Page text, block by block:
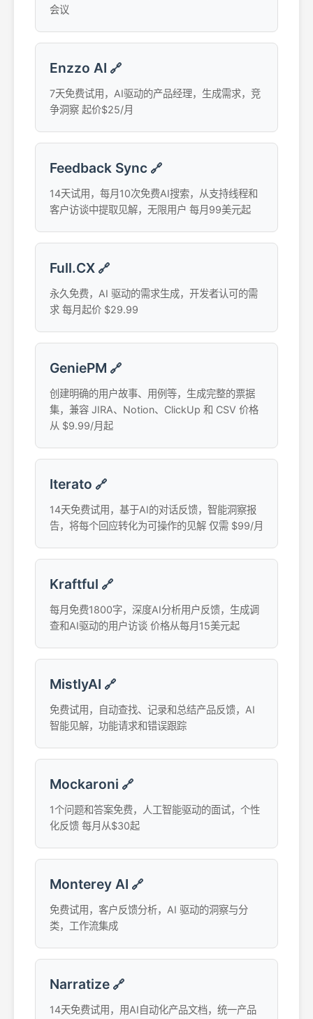
会议
Enzzo AI 🔗
7天免费试用，AI驱动的产品经理，生成需求，竞
争洞察 起价$25/月
Feedback Sync 🔗
14天试用，每月10次免费AI搜索，从支持线程和
客户访谈中提取见解，无限用户 每月99美元起
Full.CX 🔗
永久免费，AI 驱动的需求生成，开发者认可的需
求 每月起价 $29.99
GeniePM 🔗
创建明确的用户故事、用例等，生成完整的票据
集，兼容 JIRA、Notion、ClickUp 和 CSV 价格
从 $9.99/月起
Iterato 🔗
14天免费试用，基于AI的对话反馈，智能洞察报
告，将每个回应转化为可操作的见解 仅需 $99/月
Kraftful 🔗
每月免费1800字，深度AI分析用户反馈，生成调
查和AI驱动的用户访谈 价格从每月15美元起
MistlyAI 🔗
免费试用，自动查找、记录和总结产品反馈，AI
智能见解，功能请求和错误跟踪
Mockaroni 🔗
1个问题和答案免费，人工智能驱动的面试，个性
化反馈 每月从$30起
Monterey AI 🔗
免费试用，客户反馈分析，AI 驱动的洞察与分
类，工作流集成
Narratize 🔗
14天免费试用，用AI自动化产品文档，统一产品